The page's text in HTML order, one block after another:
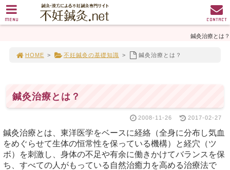
鍼灸治療とは？
HOME > 不妊鍼灸の基礎知識 > 鍼灸治療とは？
鍼灸治療とは？
2008-11-26 2017-02-27
鍼灸治療とは、東洋医学をベースに経絡（全身に分布し気血
をめぐらせて生体の恒常性を保っている機構）と経穴（ツ
ボ）を刺激し、身体の不足や有余に働きかけてバランスを保
ち、すべての人がもっている自然治癒力を高める治療法で
MENU CONTACT